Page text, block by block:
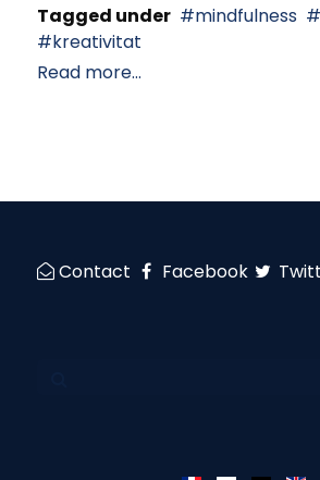
Tagged under
mindfulness
kreativitat
Read more...
Contact Facebook